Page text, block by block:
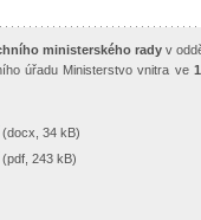
ministerského rady v
úřadu Ministerstvo vnitra ve
(docx, 34 kB)
(pdf, 243 kB)